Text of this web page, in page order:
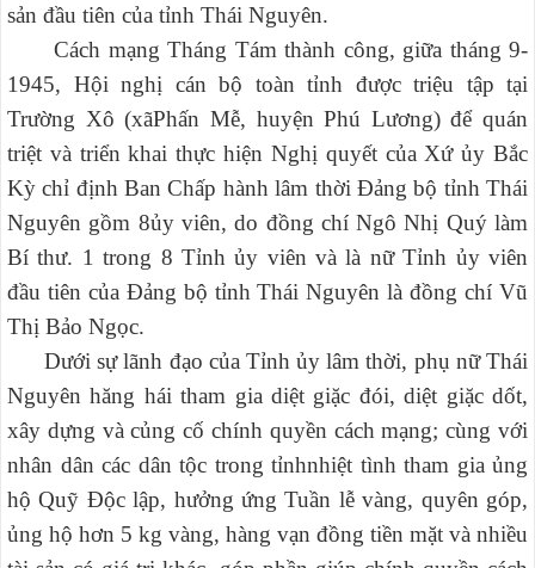
sản đầu tiên của tỉnh Thái Nguyên.
Cách mạng Tháng Tám thành công, giữa tháng 9-
1945, Hội nghị cán bộ toàn tỉnh được triệu tập tại
Trường Xô (xãPhấn Mễ, huyện Phú Lương) để quán
triệt và triển khai thực hiện Nghị quyết của Xứ ủy Bắc
Kỳ chỉ định Ban Chấp hành lâm thời Đảng bộ tỉnh Thái
Nguyên gồm 8ủy viên, do đồng chí Ngô Nhị Quý làm
Bí thư. 1 trong 8 Tỉnh ủy viên và là nữ Tỉnh ủy viên
đầu tiên của Đảng bộ tỉnh Thái Nguyên là đồng chí Vũ
Thị Bảo Ngọc.
Dưới sự lãnh đạo của Tỉnh ủy lâm thời, phụ nữ Thái
Nguyên hăng hái tham gia diệt giặc đói, diệt giặc dốt,
xây dựng và củng cố chính quyền cách mạng; cùng với
nhân dân các dân tộc trong tỉnhnhiệt tình tham gia ủng
hộ Quỹ Độc lập, hưởng ứng Tuần lễ vàng, quyên góp,
ủng hộ hơn 5 kg vàng, hàng vạn đồng tiền mặt và nhiều